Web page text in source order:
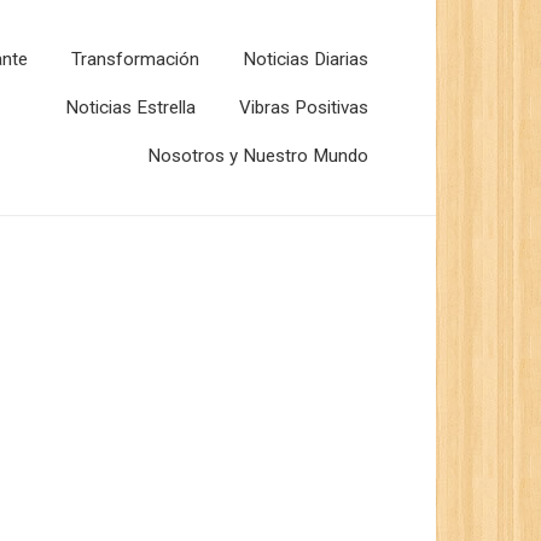
Transformación Noticias Diarias
Noticias Estrella Vibras Positivas
Nosotros y Nuestro Mundo